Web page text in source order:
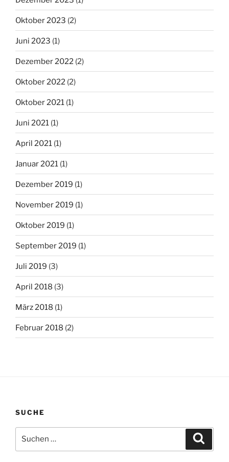
Oktober 2023 (2)
Juni 2023 (1)
Dezember 2022 (2)
Oktober 2022 (2)
Oktober 2021 (1)
Juni 2021 (1)
April 2021 (1)
Januar 2021 (1)
Dezember 2019 (1)
November 2019 (1)
Oktober 2019 (1)
September 2019 (1)
Juli 2019 (3)
April 2018 (3)
März 2018 (1)
Februar 2018 (2)
SUCHE
nach: